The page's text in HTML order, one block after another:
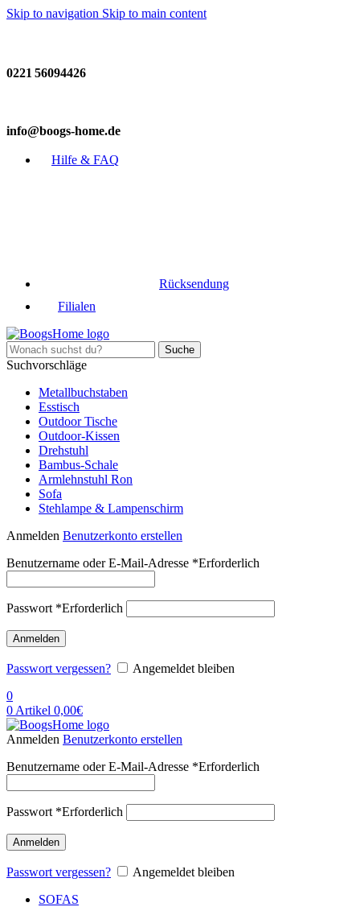
Skip to navigation Skip to main content
0221 56094426
info@boogs-home.de
Hilfe & FAQ
Rücksendung
Filialen
Suche
Suchvorschläge
Metallbuchstaben
Esstisch
Outdoor Tische
Outdoor-Kissen
Drehstuhl
Bambus-Schale
Armlehnstuhl Ron
Sofa
Stehlampe & Lampenschirm
Anmelden Benutzerkonto erstellen
Benutzername oder E-Mail-Adresse *Erforderlich
Passwort *Erforderlich
Anmelden
Passwort vergessen?
Angemeldet bleiben
0
0 Artikel 0,00€
Anmelden Benutzerkonto erstellen
Benutzername oder E-Mail-Adresse *Erforderlich
Passwort *Erforderlich
Anmelden
Passwort vergessen?
Angemeldet bleiben
SOFAS